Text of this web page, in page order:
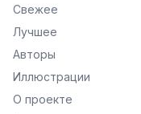
Свежее
Лучшее
Авторы
Иллюстрации
О проекте